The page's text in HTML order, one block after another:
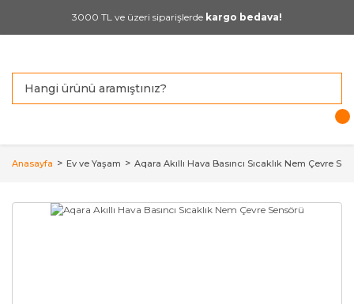
3000 TL ve üzeri siparişlerde kargo bedava!
Anasayfa Ev ve Yaşam Aqara Akıllı Hava Basıncı Sıcaklık Nem Çevre